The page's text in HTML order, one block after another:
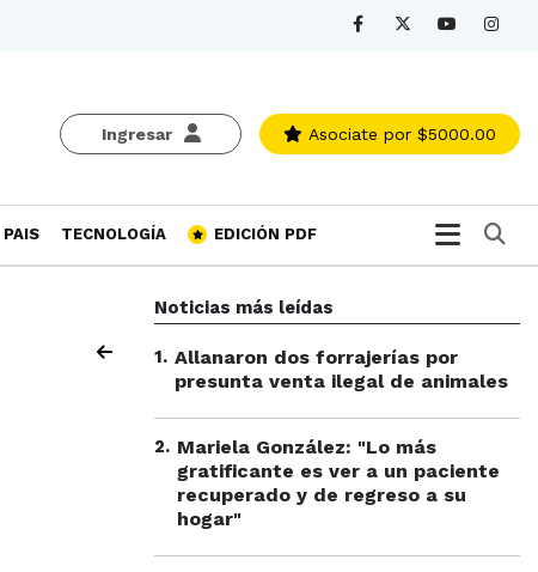
Ingresar Asociate por $5000.00
PAIS TECNOLOGÍA EDICIÓN PDF
Noticias más leídas
1. Allanaron dos forrajerías por
presunta venta ilegal de animales
2. Mariela González: "Lo más
gratificante es ver a un paciente
recuperado y de regreso a su
hogar"